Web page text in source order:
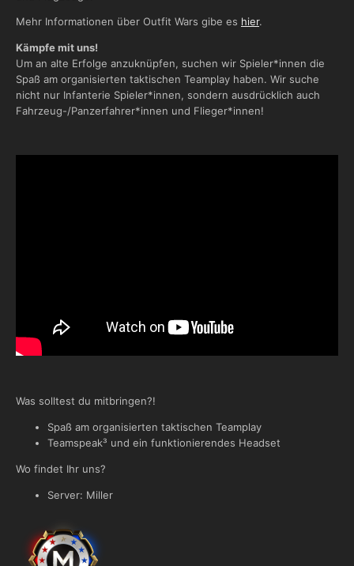
Mehr Informationen über Outfit Wars gibe es hier.
Kämpfe mit uns!
Um an alte Erfolge anzuknüpfen, suchen wir Spieler*innen die
Spaß am organisierten taktischen Teamplay haben. Wir suche
nicht nur Infanterie Spieler*innen, sondern ausdrücklich auch
Fahrzeug-/Panzerfahrer*innen und Flieger*innen!
Was solltest du mitbringen?!
Spaß am organisierten taktischen Teamplay
Teamspeak³ und ein funktionierendes Headset
Wo findet Ihr uns?
Server: Miller